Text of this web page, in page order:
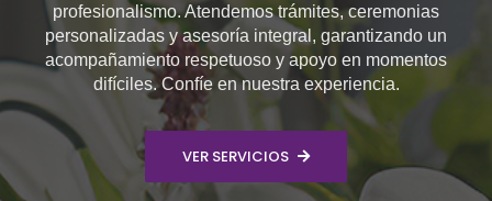
profesionalismo. Atendemos trámites, ceremonias
personalizadas y asesoría integral, garantizando un
acompañamiento respetuoso y apoyo en momentos
difíciles. Confíe en nuestra experiencia.
VER SERVICIOS